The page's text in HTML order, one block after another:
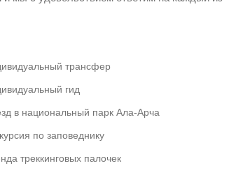
трансфер
гид
в национальный парк Ала-Арча
по заповеднику
треккинговых палочек